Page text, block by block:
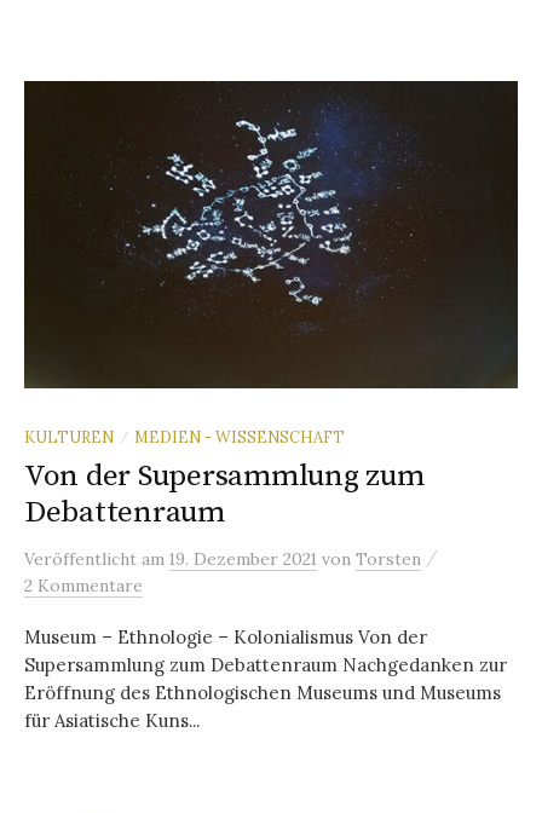
KULTUREN / MEDIEN - WISSENSCHAFT
Von der Supersammlung zum
Debattenraum
Veröffentlicht am 19. Dezember 2021 von Torsten /
2 Kommentare
Museum – Ethnologie – Kolonialismus Von der
Supersammlung zum Debattenraum Nachgedanken zur
Eröffnung des Ethnologischen Museums und Museums
für Asiatische Kuns...